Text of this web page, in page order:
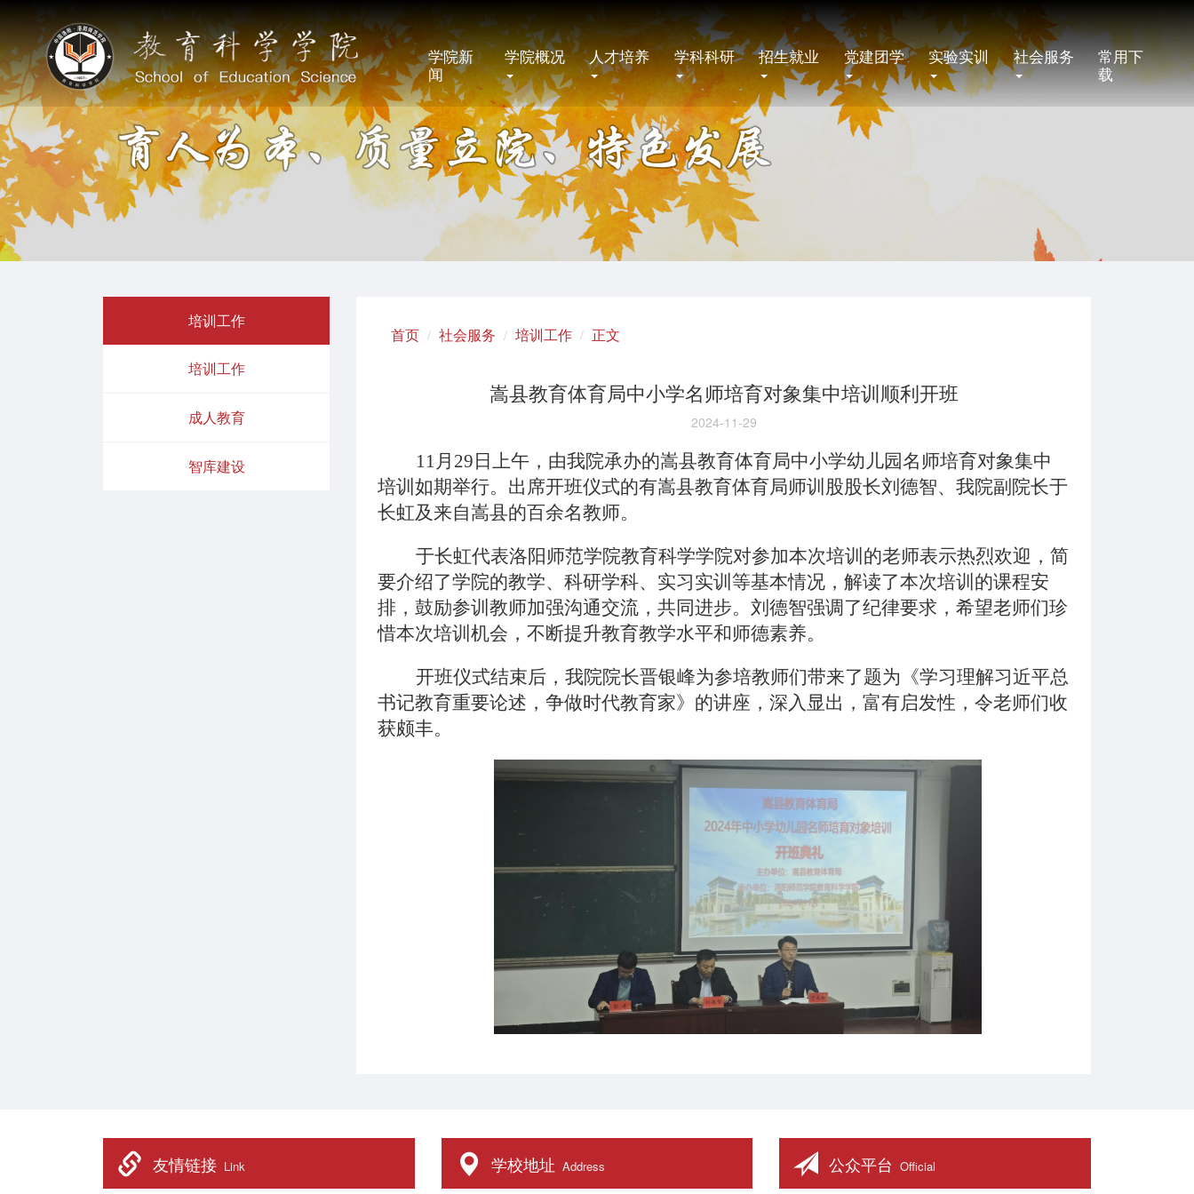
学院新
闻
学院概况 人才培养 学科科研 招生就业 党建团学 实验实训 社会服务
常用下
载
培训工作
培训工作
成人教育
智库建设
首页 社会服务 培训工作 正文
嵩县教育体育局中小学名师培育对象集中培训顺利开班
2024-11-29
11月29日上午，由我院承办的嵩县教育体育局中小学幼儿园名师培育对象集中
培训如期举行。出席开班仪式的有嵩县教育体育局师训股股长刘德智、我院副院长于
长虹及来自嵩县的百余名教师。
于长虹代表洛阳师范学院教育科学学院对参加本次培训的老师表示热烈欢迎，简
要介绍了学院的教学、科研学科、实习实训等基本情况，解读了本次培训的课程安
排，鼓励参训教师加强沟通交流，共同进步。刘德智强调了纪律要求，希望老师们珍
惜本次培训机会，不断提升教育教学水平和师德素养。
开班仪式结束后，我院院长晋银峰为参培教师们带来了题为《学习理解习近平总
书记教育重要论述，争做时代教育家》的讲座，深入显出，富有启发性，令老师们收
获颇丰。
友情链接 Link 学校地址 Address 公众平台 Official